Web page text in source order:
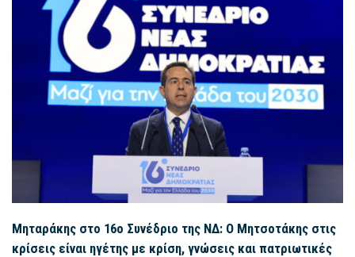
Μηταράκης στο 16ο Συνέδριο της ΝΔ: Ο Μητσοτάκης στις
κρίσεις είναι ηγέτης με κρίση, γνώσεις και πατριωτικές